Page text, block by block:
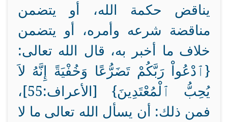
يناقض حكمة الله، أو يتضمن
مناقضة شرعه وأمره، أو يتضمن
خلاف ما أخبر به، قال الله تعالى:
{ٱدْعُواْ رَبَّكُمْ تَضَرُّعًا وَخُفْيَةً إِنَّهُ لاَ
يُحِبُّ ٱلْمُعْتَدِينَ} [الأعراف:55]،
فمن ذلك: أن يسأل الله تعالى ما لا